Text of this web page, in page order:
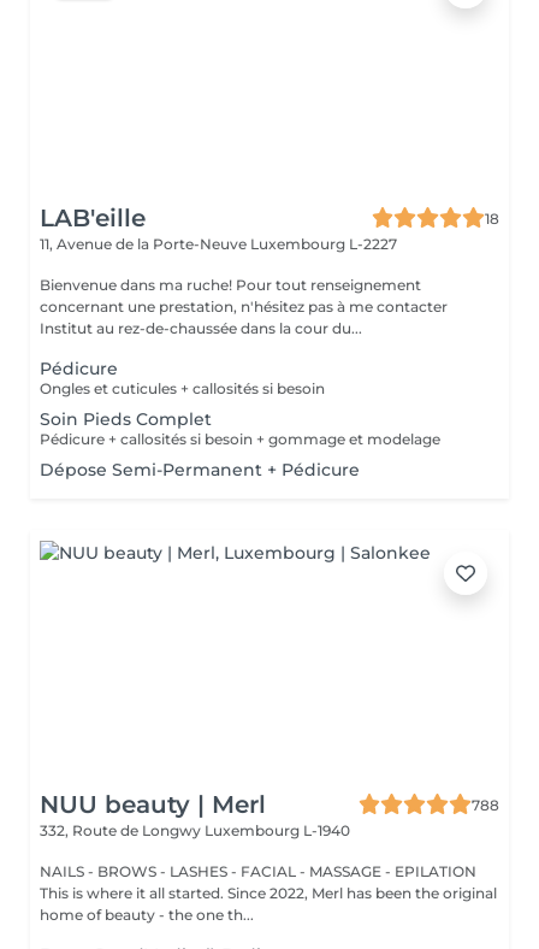
LAB'eille
18
11, Avenue de la Porte-Neuve Luxembourg L-2227
Bienvenue dans ma ruche! Pour tout renseignement
concernant une prestation, n'hésitez pas à me contacter
Institut au rez-de-chaussée dans la cour du...
Pédicure
Ongles et cuticules + callosités si besoin
Soin Pieds Complet
Pédicure + callosités si besoin + gommage et modelage
Dépose Semi-Permanent + Pédicure
NUU beauty | Merl
788
332, Route de Longwy Luxembourg L-1940
NAILS - BROWS - LASHES - FACIAL - MASSAGE - EPILATION
This is where it all started. Since 2022, Merl has been the original
home of beauty - the one th...